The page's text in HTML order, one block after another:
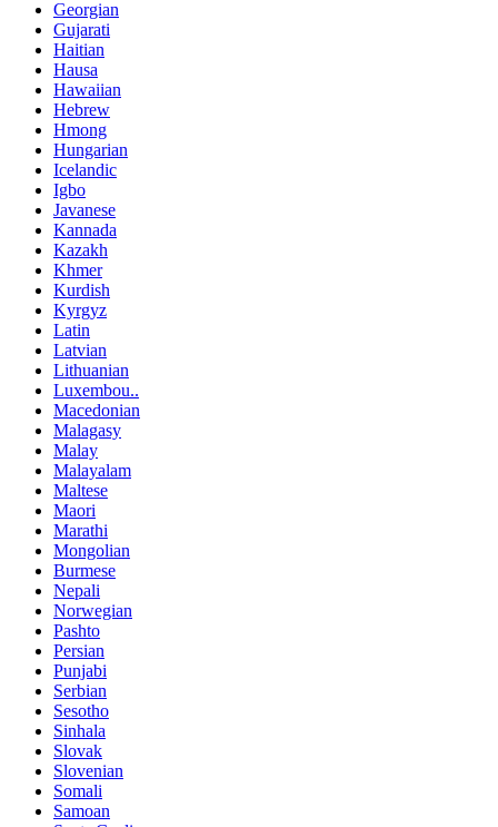
Georgian
Gujarati
Haitian
Hausa
Hawaiian
Hebrew
Hmong
Hungarian
Icelandic
Igbo
Javanese
Kannada
Kazakh
Khmer
Kurdish
Kyrgyz
Latin
Latvian
Lithuanian
Luxembou..
Macedonian
Malagasy
Malay
Malayalam
Maltese
Maori
Marathi
Mongolian
Burmese
Nepali
Norwegian
Pashto
Persian
Punjabi
Serbian
Sesotho
Sinhala
Slovak
Slovenian
Somali
Samoan